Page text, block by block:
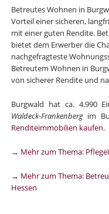
Betreutes Wohnen in
Vorteil einer sicheren,
mit einer guten Rendite.
bietet dem Erwerber die
nachgefragteste
Betreutem Wohnen in
von sicherer Rendite und
Burgwald hat ca. 4.990
Waldeck-Frankenbergim
Renditeimmobilien kaufen.
→ Mehr zum Thema:
→ Mehr zum Thema:
Hessen